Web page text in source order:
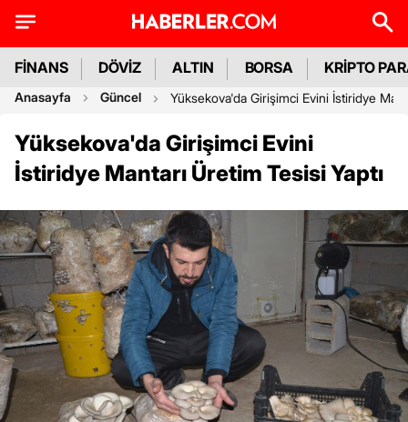
FİNANS DÖVİZ ALTIN BORSA KRİPTO
Anasayfa Güncel Yüksekova'da Girişimci Evini İstiridye
Yüksekova'da Girişimci Evini
İstiridye Mantarı Üretim Tesisi Yaptı